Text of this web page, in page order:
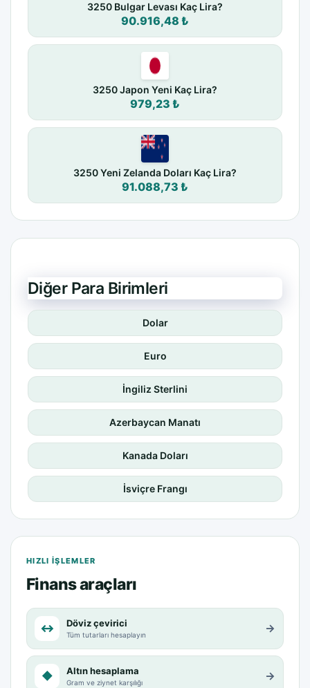
3250 Bulgar Levası Kaç Lira?
90.916,48 ₺
3250 Japon Yeni Kaç Lira?
979,23 ₺
3250 Yeni Zelanda Doları Kaç Lira?
91.088,73 ₺
Diğer Para Birimleri
Dolar
Euro
İngiliz Sterlini
Azerbaycan Manatı
Kanada Doları
İsviçre Frangı
HIZLI IŞLEMLER
Finans araçları
↔ Döviz çevirici
Tüm tutarları hesaplayın →
◆ Altın hesaplama
Gram ve ziynet karşılığı →